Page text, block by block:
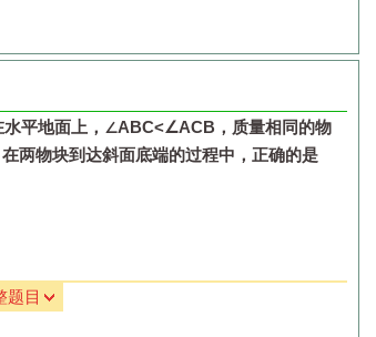
水平地面上， ∠ABC<∠ACB ，质量相同的物
两物块到达斜面底端的过程中，正确的是
题目